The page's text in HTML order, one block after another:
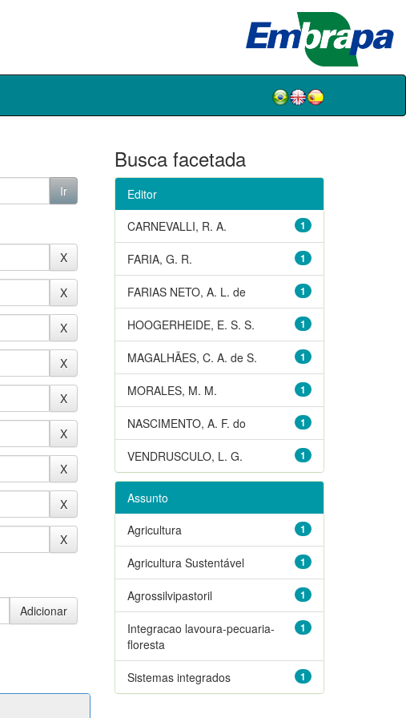
Busca facetada
Editor
1
CARNEVALLI, R. A.
1
FARIA, G. R.
1
FARIAS NETO, A. L. de
1
HOOGERHEIDE, E. S. S.
1
MAGALHÃES, C. A. de S.
1
MORALES, M. M.
1
NASCIMENTO, A. F. do
1
VENDRUSCULO, L. G.
Assunto
1
Agricultura
1
Agricultura Sustentável
1
Agrossilvipastoril
1
Integracao lavoura-pecuaria-
floresta
1
Sistemas integrados